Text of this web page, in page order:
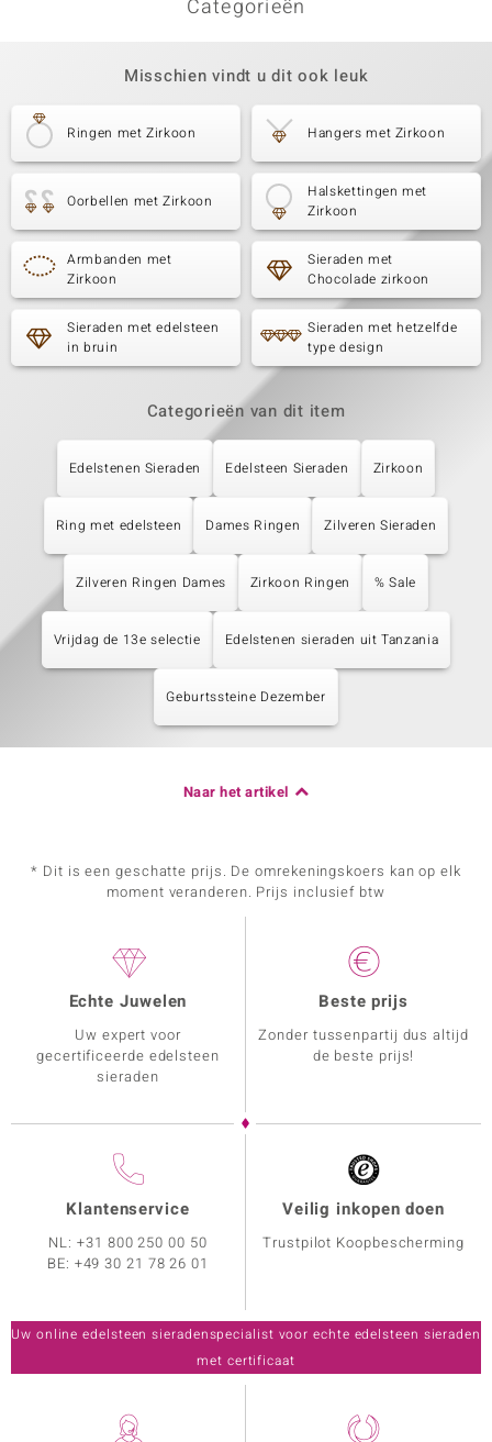
Categorieën
Misschien vindt u dit ook leuk
Ringen met Zirkoon Hangers met Zirkoon
Oorbellen met Zirkoon
Halskettingen met
Zirkoon
Armbanden met
Zirkoon
Sieraden met
Chocolade zirkoon
Sieraden met edelsteen
in bruin
Sieraden met hetzelfde
type design
Categorieën van dit item
Edelstenen Sieraden Edelsteen Sieraden Zirkoon
Ring met edelsteen Dames Ringen Zilveren Sieraden
Zilveren Ringen Dames Zirkoon Ringen % Sale
Vrijdag de 13e selectie Edelstenen sieraden uit Tanzania
Geburtssteine Dezember
Naar het artikel
* Dit is een geschatte prijs. De omrekeningskoers kan op elk
moment veranderen. Prijs inclusief btw
Echte Juwelen
Uw expert voor
gecertificeerde edelsteen
sieraden
Beste prijs
Zonder tussenpartij dus altijd
de beste prijs!
Klantenservice
NL:+31 800 250 00 50
BE: +49 30 21 78 26 01
Veilig inkopen doen
Trustpilot Koopbescherming
Uw online edelsteen sieradenspecialist voor echte edelsteen sieraden
met certificaat